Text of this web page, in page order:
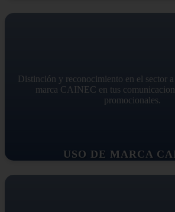
USO DE MARCA
Distinción y reconocimiento en el sector
marca CAINEC en tus
promocionales.